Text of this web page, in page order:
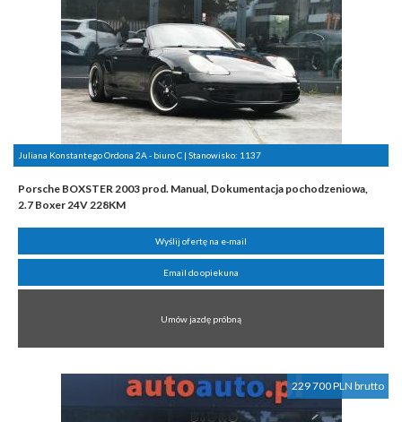
Juliana Konstantego Ordona 2A - biuro C | Stanowisko: 1137
Porsche BOXSTER 2003 prod. Manual, Dokumentacja pochodzeniowa,
2.7 Boxer 24V 228KM
Wyślij ofertę na e-mail
Email do opiekuna
Umów jazdę próbną
229 700 PLN brutto